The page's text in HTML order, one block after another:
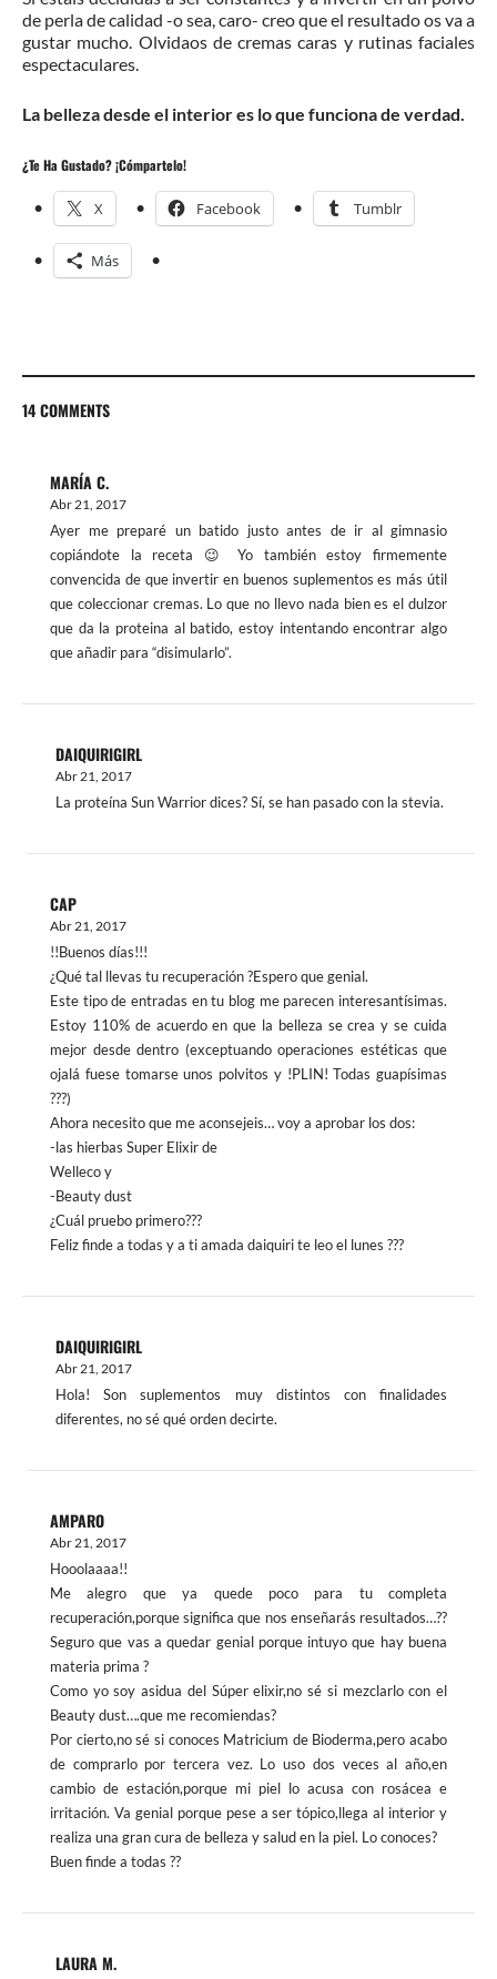
de perla de calidad -o sea, caro- creo que el resultado os va a
gustar mucho. Olvidaos de cremas caras y rutinas faciales
espectaculares.
La belleza desde el interior es lo que funciona de verdad.
¿Te Ha Gustado? ¡Cómpartelo!
X Facebook Tumblr
Más
14 COMMENTS
MARÍA C.
Abr 21, 2017
Ayer me preparé un batido justo antes de ir al gimnasio
copiándote la receta 😉 Yo también estoy firmemente
convencida de que invertir en buenos suplementos es más útil
que coleccionar cremas. Lo que no llevo nada bien es el dulzor
que da la proteina al batido, estoy intentando encontrar algo
que añadir para “disimularlo”.
DAIQUIRIGIRL
Abr 21, 2017
La proteína Sun Warrior dices? Sí, se han pasado con la stevia.
CAP
Abr 21, 2017
!!Buenos días!!!
¿Qué tal llevas tu recuperación ?Espero que genial.
Este tipo de entradas en tu blog me parecen interesantísimas.
Estoy 110% de acuerdo en que la belleza se crea y se cuida
mejor desde dentro (exceptuando operaciones estéticas que
ojalá fuese tomarse unos polvitos y !PLIN! Todas guapísimas
???)
Ahora necesito que me aconsejeis… voy a aprobar los dos:
-las hierbas Super Elixir de
Welleco y
-Beauty dust
¿Cuál pruebo primero???
Feliz finde a todas y a ti amada daiquiri te leo el lunes ???
DAIQUIRIGIRL
Abr 21, 2017
Hola! Son suplementos muy distintos con finalidades
diferentes, no sé qué orden decirte.
AMPARO
Abr 21, 2017
Hooolaaaa!!
Me alegro que ya quede poco para tu completa
recuperación,porque significa que nos enseñarás resultados…??
Seguro que vas a quedar genial porque intuyo que hay buena
materia prima ?
Como yo soy asidua del Súper elixir,no sé si mezclarlo con el
Beauty dust….que me recomiendas?
Por cierto,no sé si conoces Matricium de Bioderma,pero acabo
de comprarlo por tercera vez. Lo uso dos veces al año,en
cambio de estación,porque mi piel lo acusa con rosácea e
irritación. Va genial porque pese a ser tópico,llega al interior y
realiza una gran cura de belleza y salud en la piel. Lo conoces?
Buen finde a todas ??
LAURA M.